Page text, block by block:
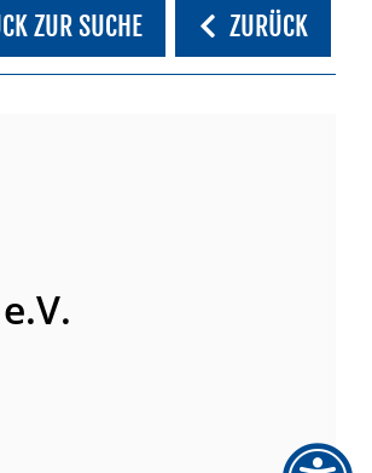
ZUR SUCHE ZURÜCK